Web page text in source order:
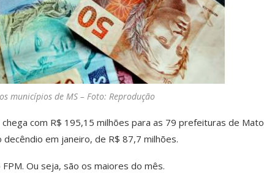
municípios de MS – Foto: Reprodução
com R$ 195,15 milhões para as 79 prefeituras de Mato
em janeiro, de R$ 87,7 milhões.
Ou seja, são os maiores do mês.